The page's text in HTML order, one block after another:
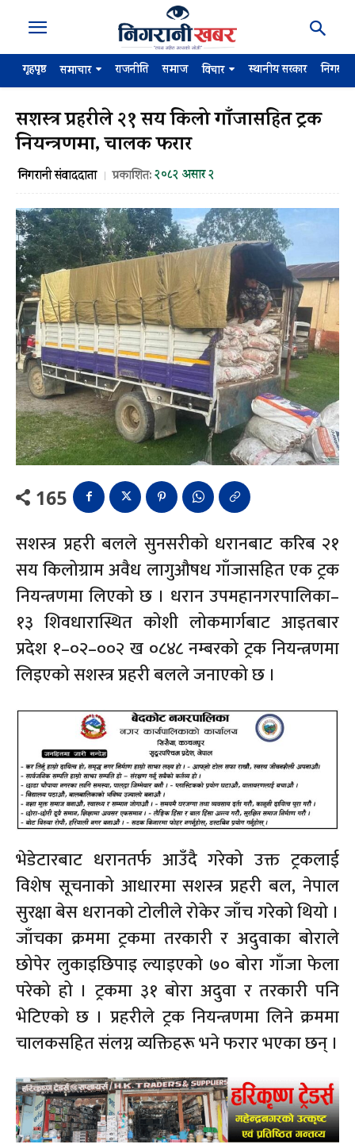
गृहपृष्ठ समाचार राजनीति समाज विचार स्थानीय सरकार
सशस्त्र प्रहरीले २१ सय किलो गाँजासहित ट्रक
नियन्त्रणमा, चालक फरार
निगरानी संवाददाता प्रकाशित:२०८२ असार २
165
सशस्त्र प्रहरी बलले सुनसरीको धरानबाट करिब २१
सय किलोग्राम अवैध लागुऔषध गाँजासहित एक ट्रक
नियन्त्रणमा लिएको छ । धरान उपमहानगरपालिका–
१३ शिवधारास्थित कोशी लोकमार्गबाट आइतबार
प्रदेश १–०२–००२ ख ०८४८ नम्बरको ट्रक नियन्त्रणमा
लिइएको सशस्त्र प्रहरी बलले जनाएको छ ।
भेडेटारबाट धरानतर्फ आउँदै गरेको उक्त ट्रकलाई
विशेष सूचनाको आधारमा सशस्त्र प्रहरी बल, नेपाल
सुरक्षा बेस धरानको टोलीले रोकेर जाँच गरेको थियो ।
जाँचका क्रममा ट्रकमा तरकारी र अदुवाका बोराले
छोपेर लुकाइछिपाइ ल्याइएको ७० बोरा गाँजा फेला
परेको हो । ट्रकमा ३१ बोरा अदुवा र तरकारी पनि
भेटिएको छ । प्रहरीले ट्रक नियन्त्रणमा लिने क्रममा
चालकसहित संलग्न व्यक्तिहरू भने फरार भएका छन् ।